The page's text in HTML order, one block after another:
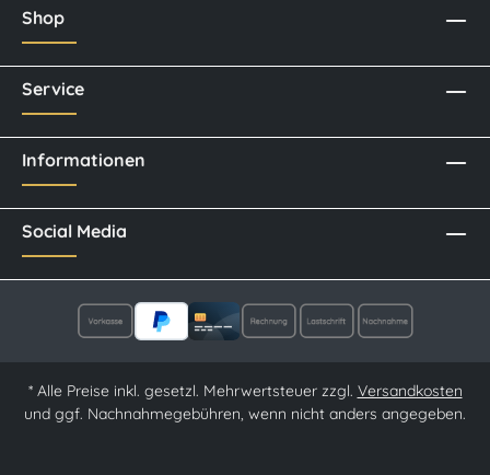
Social Media
Shop
Service
Informationen
* Alle Preise inkl. gesetzl. Mehrwertsteuer zzgl. Versandkosten
und ggf. Nachnahmegebühren, wenn nicht anders angegeben.